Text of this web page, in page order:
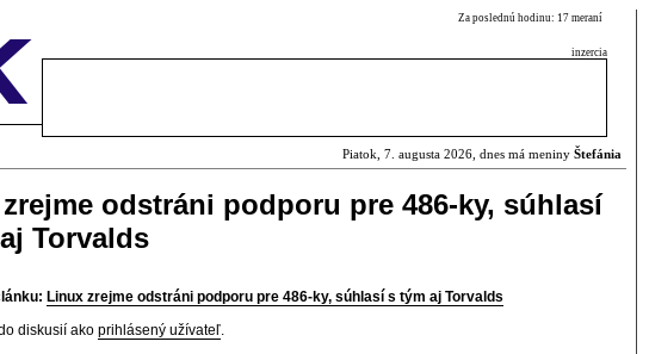
Za poslednú hodinu: 17 meraní
inzercia
Piatok, 7. augusta 2026, dnes má meniny Štefánia
odstráni podporu pre 486-ky, súhlasí
Torvalds
Linux zrejme odstráni podporu pre 486-ky, súhlasí s tým aj Torvalds
diskusií ako prihlásený užívateľ.